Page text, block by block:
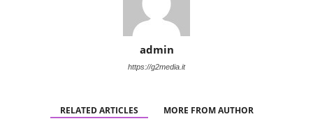
admin
https://g2media.it
RELATED ARTICLES MORE FROM AUTHOR